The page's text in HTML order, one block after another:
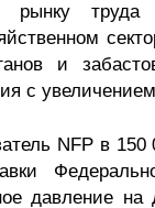
рынку
и
с
NFP в
давление